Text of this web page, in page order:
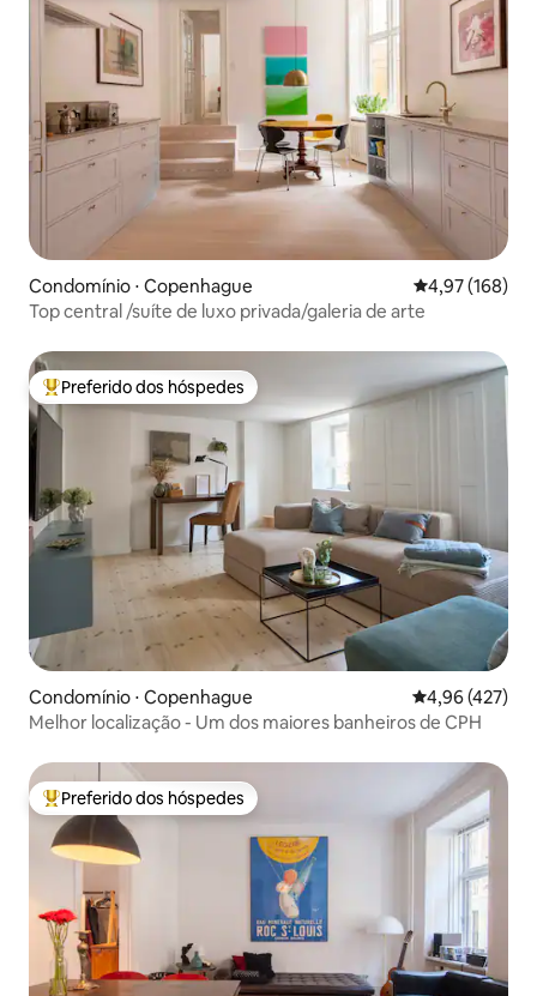
Condomínio ⋅ Copenhague 4,97 de uma
4,97 (168)
Top central /suíte de luxo privada/galeria de arte
Entre os melhores preferidos dos hóspedes
Preferido dos hóspedes
Condomínio ⋅ Copenhague 4,96 de uma
4,96 (427)
Melhor localização - Um dos maiores banheiros de CPH
Entre os melhores preferidos dos hóspedes
Preferido dos hóspedes